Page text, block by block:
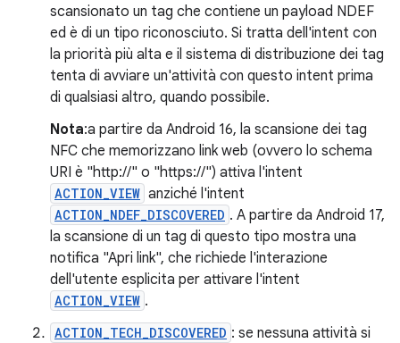
scansionato un tag che contiene un payload NDEF
ed è di un tipo riconosciuto. Si tratta dell'intent con
la priorità più alta e il sistema di distribuzione dei tag
tenta di avviare un'attività con questo intent prima
di qualsiasi altro, quando possibile.
Nota:a partire da Android 16, la scansione dei tag
NFC che memorizzano link web (ovvero lo schema
URI è "http://" o "https://") attiva l'intent
ACTION_VIEW anziché l'intent
ACTION_NDEF_DISCOVERED . A partire da Android 17,
la scansione di un tag di questo tipo mostra una
notifica "Apri link", che richiede l'interazione
dell'utente esplicita per attivare l'intent
ACTION_VIEW .
ACTION_TECH_DISCOVERED : se nessuna attività si